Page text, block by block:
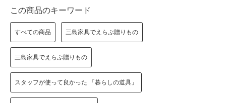
この商品のキーワード
すべての商品 三島家具でえらぶ贈りもの
三島家具でえらぶ贈りもの
スタッフが使って良かった 「暮らしの道具」